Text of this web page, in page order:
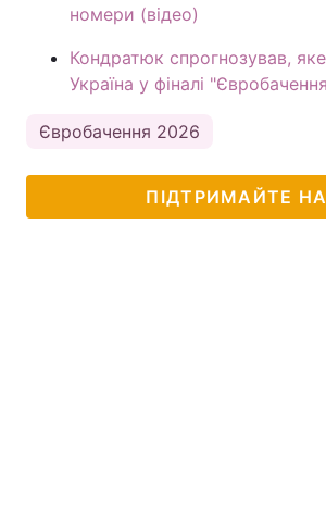
номери (відео)
Кондратюк спрогнозував,
Україна у фіналі
Євробачення 2026
ПІДТРИМАЙТЕ